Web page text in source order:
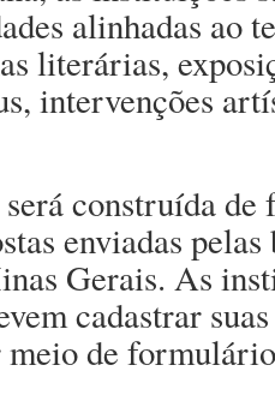
alinhadas ao
literárias,
intervenções
construída de
enviadas
Gerais. As
cadastrar
meio de